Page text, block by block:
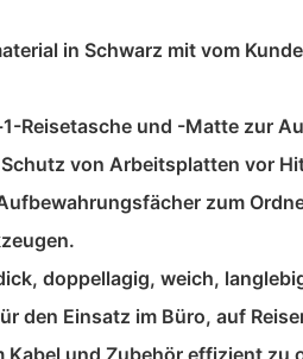
in Schwarz mit vom
Reisetasche und -Matte zur
von Arbeitsplatten vor
zum
doppellagig, weich,
den Einsatz im Büro, auf